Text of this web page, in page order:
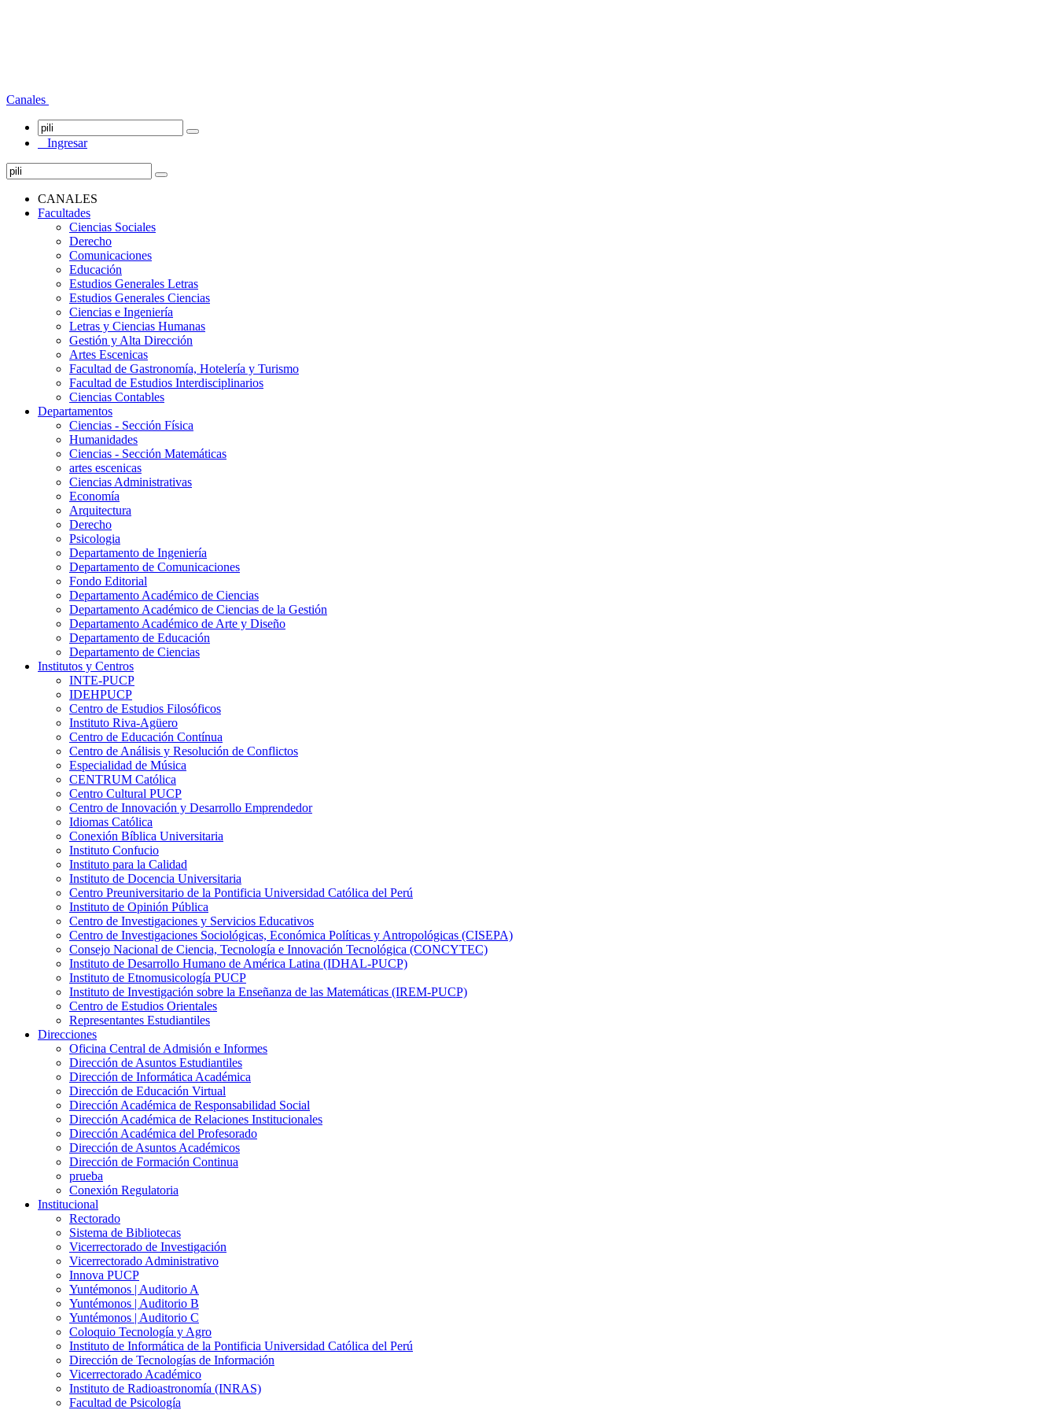
Canales
Ingresar
CANALES
Facultades
Ciencias Sociales
Derecho
Comunicaciones
Educación
Estudios Generales Letras
Estudios Generales Ciencias
Ciencias e Ingeniería
Letras y Ciencias Humanas
Gestión y Alta Dirección
Artes Escenicas
Facultad de Gastronomía, Hotelería y Turismo
Facultad de Estudios Interdisciplinarios
Ciencias Contables
Departamentos
Ciencias - Sección Física
Humanidades
Ciencias - Sección Matemáticas
artes escenicas
Ciencias Administrativas
Economía
Arquitectura
Derecho
Psicologia
Departamento de Ingeniería
Departamento de Comunicaciones
Fondo Editorial
Departamento Académico de Ciencias
Departamento Académico de Ciencias de la Gestión
Departamento Académico de Arte y Diseño
Departamento de Educación
Departamento de Ciencias
Institutos y Centros
INTE-PUCP
IDEHPUCP
Centro de Estudios Filosóficos
Instituto Riva-Agüero
Centro de Educación Contínua
Centro de Análisis y Resolución de Conflictos
Especialidad de Música
CENTRUM Católica
Centro Cultural PUCP
Centro de Innovación y Desarrollo Emprendedor
Idiomas Católica
Conexión Bíblica Universitaria
Instituto Confucio
Instituto para la Calidad
Instituto de Docencia Universitaria
Centro Preuniversitario de la Pontificia Universidad Católica del Perú
Instituto de Opinión Pública
Centro de Investigaciones y Servicios Educativos
Centro de Investigaciones Sociológicas, Económica Políticas y Antropológicas (CISEPA)
Consejo Nacional de Ciencia, Tecnología e Innovación Tecnológica (CONCYTEC)
Instituto de Desarrollo Humano de América Latina (IDHAL-PUCP)
Instituto de Etnomusicología PUCP
Instituto de Investigación sobre la Enseñanza de las Matemáticas (IREM-PUCP)
Centro de Estudios Orientales
Representantes Estudiantiles
Direcciones
Oficina Central de Admisión e Informes
Dirección de Asuntos Estudiantiles
Dirección de Informática Académica
Dirección de Educación Virtual
Dirección Académica de Responsabilidad Social
Dirección Académica de Relaciones Institucionales
Dirección Académica del Profesorado
Dirección de Asuntos Académicos
Dirección de Formación Continua
prueba
Conexión Regulatoria
Institucional
Rectorado
Sistema de Bibliotecas
Vicerrectorado de Investigación
Vicerrectorado Administrativo
Innova PUCP
Yuntémonos | Auditorio A
Yuntémonos | Auditorio B
Yuntémonos | Auditorio C
Coloquio Tecnología y Agro
Instituto de Informática de la Pontificia Universidad Católica del Perú
Dirección de Tecnologías de Información
Vicerrectorado Académico
Instituto de Radioastronomía (INRAS)
Facultad de Psicología